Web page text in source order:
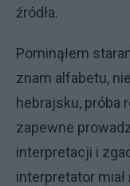
źródła.
Pominąłem
znam alfabetu,
hebrajsku, próba
zapewne
interpretacji i
interpretator miał